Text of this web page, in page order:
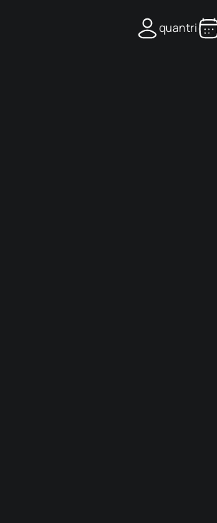
quantri